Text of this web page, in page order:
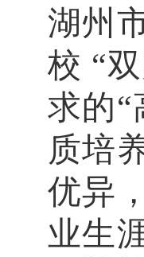
湖州
校 “
求的“
质培
优异
业生